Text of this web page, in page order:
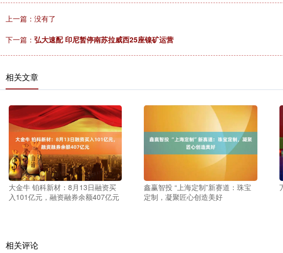
上一篇：没有了
下一篇： 弘大速配 印尼暂停南苏拉威西25座镍矿运营
相关文章
大金牛 铂科新材：8月13日融资买
入101亿元，融资融券余额407亿元
鑫赢智投 “上海定制”新赛道：珠宝
定制，凝聚匠心创造美好
相关评论